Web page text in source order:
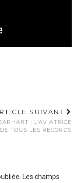
SUIVANT
: L’AVIATRICE
DE TOUS LES RECORDS
Les champs